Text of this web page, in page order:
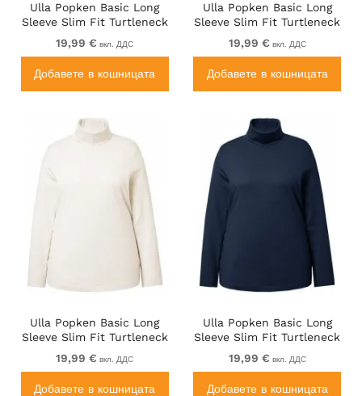
Ulla Popken Basic Long
Sleeve Slim Fit Turtleneck
Light Cornflower
19,99 € вкл. ДДС
Добавете в кошницата
Ulla Popken Basic Long
Sleeve Slim Fit Turtleneck
Light Grey Melange
19,99 € вкл. ДДС
Добавете в кошницата
Ulla Popken Basic Long
Sleeve Slim Fit Turtleneck
Natural
19,99 € вкл. ДДС
Добавете в кошницата
Ulla Popken Basic Long
Sleeve Slim Fit Turtleneck
Navy Blue
19,99 € вкл. ДДС
Добавете в кошницата